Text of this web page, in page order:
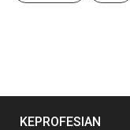
KEPROFESIAN